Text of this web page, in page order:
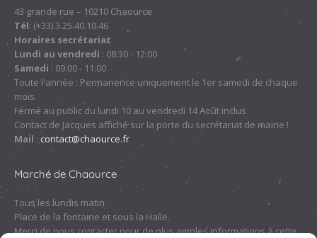
s'ouvre
dans
une
nouvelle
fenêtre
s'ouvre
dans
une
nouvelle
fenêtre
s'ouvre
dans
une
nouvelle
fenêtre
s'ouvre
dans
une
nouvelle
fenêtre
43 grande rue – 10210 Chaource
Tél: (+33).3.25.40.10.46
Horaires secrétariat
Lundi au vendredi : 08:30 - 12:00
Samedi : 09:00 - 11:00
Toute l'année : Permanence uniquement le 1er samedi de chaque
mois.
Fermé au public du lundi 10 au vendredi 14 Août inclus
Contact de Jacques affiché sur la porte du secrétariat de mairie !
Mail : contact@chaource.fr
Marché de Chaource
Tous les lundis matin.
Place de la fontaine et sous la Halle.
Merci de nous contacter pour de plus amples informations à cette